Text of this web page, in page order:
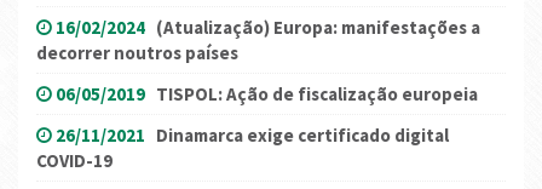
16/02/2024 (Atualização) Europa: manifestações a
decorrer noutros países
06/05/2019 TISPOL: Ação de fiscalização europeia
26/11/2021 Dinamarca exige certificado digital
COVID-19